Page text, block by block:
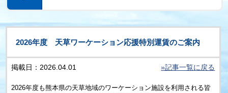
2026年度 天草ワーケーション応援特別運賃のご案内
掲載日：2026.04.01 »記事一覧に戻る
2026年度も熊本県の天草地域のワーケーション施設を利用される皆